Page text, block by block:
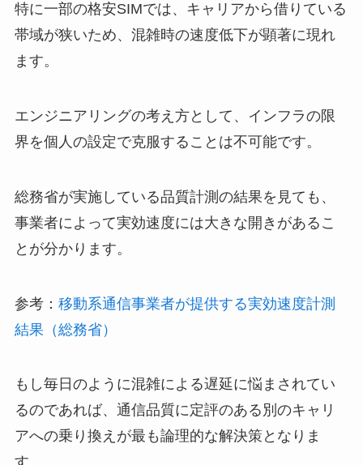
特に一部の格安SIMでは、キャリアから借りている
帯域が狭いため、混雑時の速度低下が顕著に現れ
ます。
エンジニアリングの考え方として、インフラの限
界を個人の設定で克服することは不可能です。
総務省が実施している品質計測の結果を見ても、
事業者によって実効速度には大きな開きがあるこ
とが分かります。
参考： 移動系通信事業者が提供する実効速度計測
結果（総務省）
もし毎日のように混雑による遅延に悩まされてい
るのであれば、通信品質に定評のある別のキャリ
アへの乗り換えが最も論理的な解決策となりま